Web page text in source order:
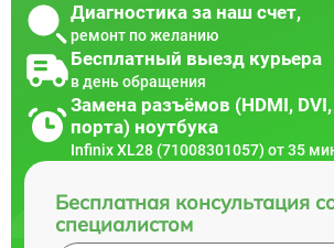
Диагностика за наш счет,
ремонт по желанию
Бесплатный выезд курьера
в день обращения
Замена разъёмов (HDMI,
порта) ноутбука
Infinix XL28 (71008301057) от 35
Бесплатная консультация
специалистом